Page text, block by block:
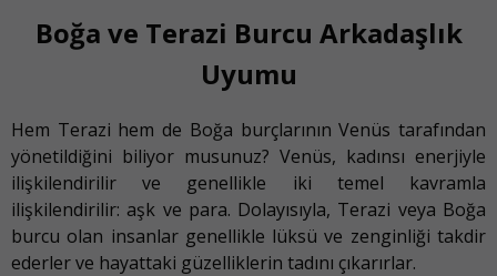
Boğa ve Terazi Burcu Arkadaşlık
Uyumu
Hem Terazi hem de Boğa burçlarının Venüs tarafından
yönetildiğini biliyor musunuz? Venüs, kadınsı enerjiyle
ilişkilendirilir ve genellikle iki temel kavramla
ilişkilendirilir: aşk ve para. Dolayısıyla, Terazi veya Boğa
burcu olan insanlar genellikle lüksü ve zenginliği takdir
ederler ve hayattaki güzelliklerin tadını çıkarırlar.